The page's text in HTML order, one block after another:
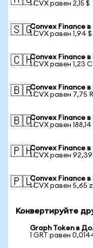
1 CVX равен 2,15 $
🇸🇬Convex Finance
1 CVX равен 1,94 $
🇨🇭Convex Finance
1 CVX равен 1,23
🇧🇷Convex Finance
1 CVX равен 7,75
🇧🇩Convex Finance
1 CVX равен 188,14
🇵🇭Convex Finance
1 CVX равен
🇵🇱Convex Finance
1 CVX равен 5,65
Конвертируйте
Graph Token в
1 GRT равен